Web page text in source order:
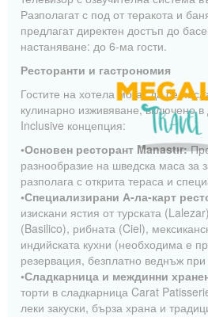
Разполагат с под от теракота и
предлагат директен достъп до
настаняване: до 6-ма гости.
Ресторанти и гастрономия
Гостите на хотела могат да се
кулинарно изживяване, включено
Inclusive концепция:
•Основен ресторант Manastır:
разнообразие на шведска маса за
разполага с открита тераса и
•Специализирани А-ла-карт
изискани ястия от турската
(Basilico), рибната (Ciel),
индийската кухни (необходима е
резервация, безплатно веднъж
•Сладкарница и междинни
торти в сладкарница Carat
леки закуски, бърза храна и